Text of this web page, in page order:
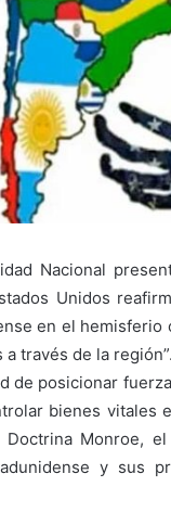
Nacional
Unidos
en el
través de la
de posicionar
bienes vitales
Doctrina Monroe,
y sus